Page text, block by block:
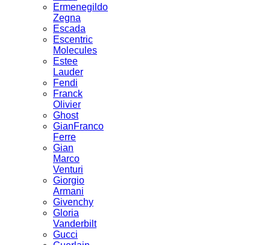
Ermenegildo
Zegna
Escada
Escentric
Molecules
Estee
Lauder
Fendi
Franck
Olivier
Ghost
GianFranco
Ferre
Gian
Marco
Venturi
Giorgio
Armani
Givenchy
Gloria
Vanderbilt
Gucci